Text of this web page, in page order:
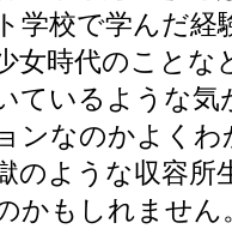
学校で学んだ
女時代のことな
ているような
ンなのかよく
のような収容所
かもしれません